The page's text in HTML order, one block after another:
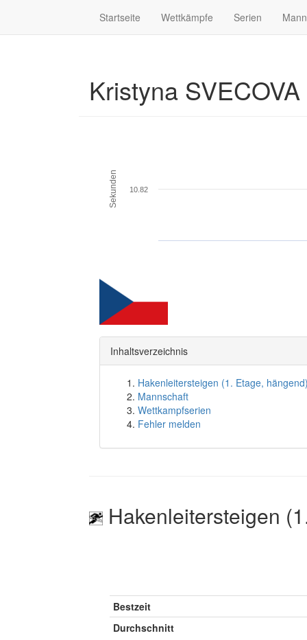
Startseite Wettkämpfe Serien
Kristyna SVECOVA
Sekunden 10.82
Inhaltsverzeichnis
Hakenleitersteigen (1. Etage,
Mannschaft
Wettkampfserien
Fehler melden
Hakenleitersteigen
Bestzeit
Durchschnitt